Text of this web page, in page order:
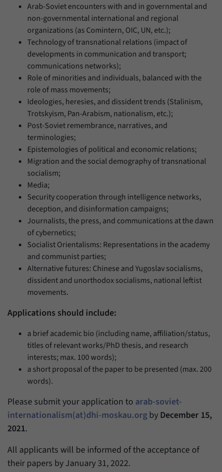
Arab-Soviet encounters with and in governmental and
non-governmental international and regional
organizations (as Comintern, OIC, UN, etc.);
Technology of transnational relations (impact of
developments in communication and transport;
communications networks);
Role of minorities and individuals, balanced with the
role of mass movements;
Ideologies, heresies, and dissident trends (Stalinism,
Trotskyism, Pan-Arabism, nationalism, etc.);
Post-Soviet remembrance, narratives, and
terminologies;
Epistemologies of political and economic relations;
Migration and the social demography of transnational
socialism;
Media;
Security cooperation through intelligence networks,
deception, and disinformation campaigns;
Journalists, the press, and communications at the dawn
of cybernetics;
Socialist Orientalisms: Representations in the academy
and communist parties;
Alternative futures: Chinese and Yugoslav socialisms,
dissident and unorthodox socialisms, national leftist
movements.
Applications should include:
a brief academic bio (including name, affiliation/status,
titles of relevant works/PhD thesis, and research
interests; max. 100 words);
a short proposal of the paper to be presented (max. 200
words).
Please submit your application to arab-soviet-
internationalism(at)dhi-moskau.org by December 15,
2021.
All applicants will be informed of the acceptance of
their papers by January 31, 2022.